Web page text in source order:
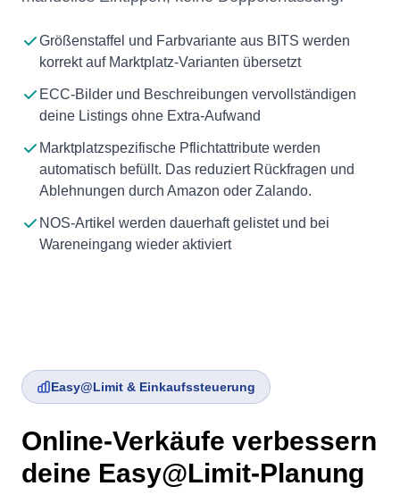
Größenstaffel und Farbvariante aus BITS werden
korrekt auf Marktplatz-Varianten übersetzt
ECC-Bilder und Beschreibungen vervollständigen
deine Listings ohne Extra-Aufwand
Marktplatzspezifische Pflichtattribute werden
automatisch befüllt. Das reduziert Rückfragen und
Ablehnungen durch Amazon oder Zalando.
NOS-Artikel werden dauerhaft gelistet und bei
Wareneingang wieder aktiviert
Easy@Limit & Einkaufssteuerung
Online-Verkäufe verbessern
deine Easy@Limit-Planung